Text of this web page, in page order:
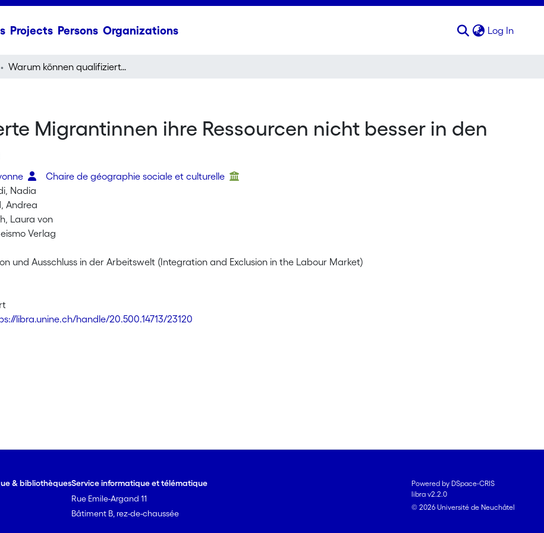
Projects Persons Organizations Log In
Warum können qualifizierte Migrantinnen ihre Ressourcen nicht besser in den Arbeitsmarkt einbringen
Migrantinnen ihre Ressourcen nicht besser in den
Chaire de géographie sociale et culturelle
Nadia
Andrea
Laura von
Verlag
und Ausschluss in der Arbeitswelt (Integration and Exclusion in the Labour Market)
libra.unine.ch/handle/20.500.14713/23120
& bibliothèquesService informatique et télématique
Rue Emile-Argand 11
Bâtiment B, rez-de-chaussée
Powered by DSpace-CRIS
libra v2.2.0
© 2026 Université de Neuchâtel